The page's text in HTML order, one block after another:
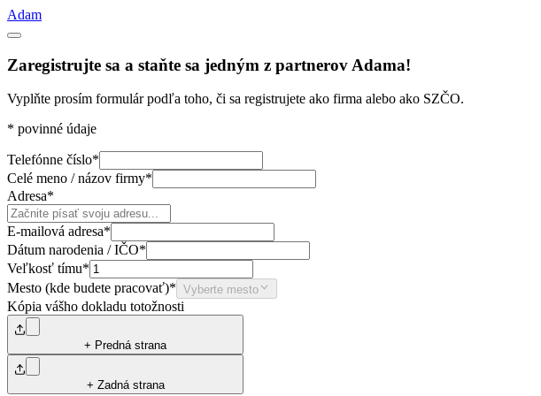
Adam
Zaregistrujte sa a staňte sa jedným z partnerov Adama!
Vyplňte prosím formulár podľa toho, či sa registrujete ako firma alebo ako SZČO.
* povinné údaje
Telefónne číslo*
Celé meno / názov firmy*
Adresa*
E-mailová adresa*
Dátum narodenia / IČO*
Veľkosť tímu*
Mesto (kde budete pracovať)* Vyberte mesto
Kópia vášho dokladu totožnosti
+ Predná strana
+ Zadná strana